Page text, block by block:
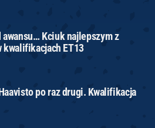
awansu… Kciuk najlepszym z
kwalifikacjach ET13
po raz drugi. Kwalifikacja